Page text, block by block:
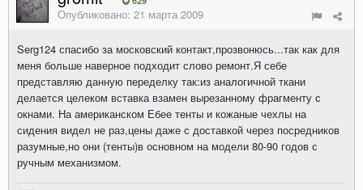
Опубликовано: 21 марта 2009
Serg124 спасибо за московский контакт,прозвонюсь...так как для
меня больше наверное подходит слово ремонт.Я себе
представляю данную переделку так:из аналогичной ткани
делается целеком вставка взамен вырезанному фрагменту с
окнами. На американском Ебее тенты и кожаные чехлы на
сидения видел не раз,цены даже с доставкой через посредников
разумные,но они (тенты)в основном на модели 80-90 годов с
ручным механизмом.